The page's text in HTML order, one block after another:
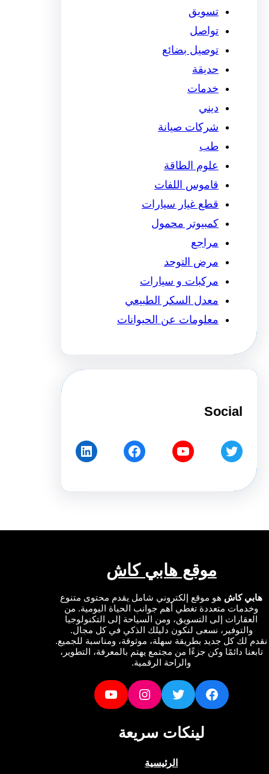
تسويق
تواصل
توصيل بضائع
حديقة
خدمات
ديني
شركات صيانة
طب
علوم الطاقة
قاموس اللفات
قطع غيار سيارات
كمبيوتر محمول
مراجع
مرض التوحد
مركبات و سيارات
معدل السكر الطبيعي
معلومات عن الحيوانات
Social
موقع هابي كاش
كاشهو موقع إلكتروني شامل يقدم محتوى متنوع
متعددة تغطي أهم جوانب الحياة اليومية. من
إلى التسويق، ومن السياحة إلى التكنولوجيا
نسعى لنكون دليلك الذكي في كل مجال.
لك كل جديد بطريقة سهلة، موثوقة، ومناسبة للجميع.
دائمًا وكن جزءًا من مجتمع يهتم بالمعرفة، التطوير،
والراحة الرقمية.
Instagram
YouTube
لينكات سريعة
الرئيسية